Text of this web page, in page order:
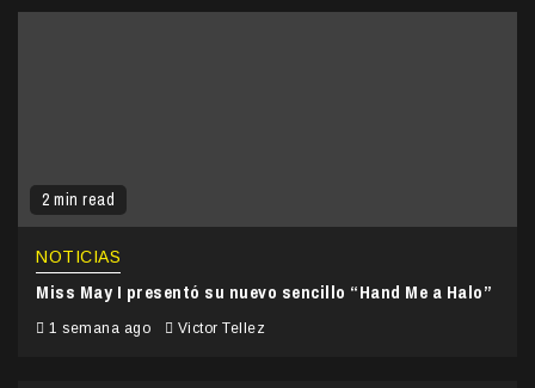
2 min read
NOTICIAS
Miss May I presentó su nuevo sencillo “Hand Me a Halo”
1 semana ago Victor Tellez